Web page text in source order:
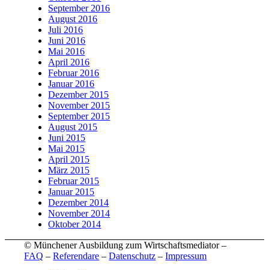
September 2016
August 2016
Juli 2016
Juni 2016
Mai 2016
April 2016
Februar 2016
Januar 2016
Dezember 2015
November 2015
September 2015
August 2015
Juni 2015
Mai 2015
April 2015
März 2015
Februar 2015
Januar 2015
Dezember 2014
November 2014
Oktober 2014
© Münchener Ausbildung zum Wirtschaftsmediator –
FAQ –Referendare –Datenschutz –Impressum